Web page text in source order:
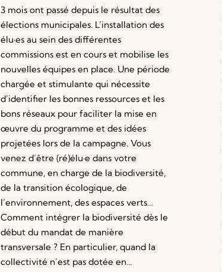
3 mois ont passé depuis le résultat des
élections municipales. L’installation des
élu·es au sein des différentes
commissions est en cours et mobilise les
nouvelles équipes en place. Une période
chargée et stimulante qui nécessite
d’identifier les bonnes ressources et les
bons réseaux pour faciliter la mise en
œuvre du programme et des idées
projetées lors de la campagne. Vous
venez d’être (ré)élu·e dans votre
commune, en charge de la biodiversité,
de la transition écologique, de
l’environnement, des espaces verts…
Comment intégrer la biodiversité dès le
début du mandat de manière
transversale ? En particulier, quand la
collectivité n’est pas dotée en…